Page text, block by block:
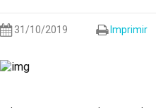
31/10/2019 Imprimir